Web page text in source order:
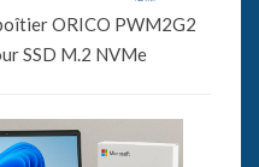
ORICO PWM2G2
SSD M.2 NVMe